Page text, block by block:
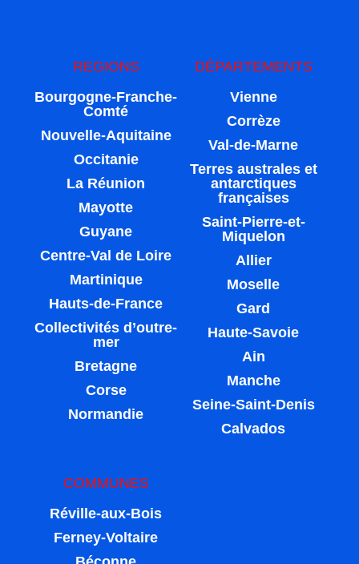
REGIONS
Bourgogne-Franche-
Comté
Nouvelle-Aquitaine
Occitanie
La Réunion
Mayotte
Guyane
Centre-Val de Loire
Martinique
Hauts-de-France
Collectivités d’outre-
mer
Bretagne
Corse
Normandie
DÉPARTEMENTS
Vienne
Corrèze
Val-de-Marne
Terres australes et
antarctiques
françaises
Saint-Pierre-et-
Miquelon
Allier
Moselle
Gard
Haute-Savoie
Ain
Manche
Seine-Saint-Denis
Calvados
COMMUNES
Réville-aux-Bois
Ferney-Voltaire